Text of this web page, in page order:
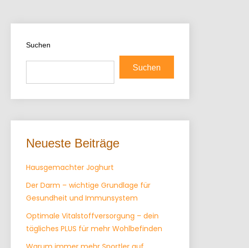
Suchen
Suchen
Neueste Beiträge
Hausgemachter Joghurt
Der Darm – wichtige Grundlage für
Gesundheit und Immunsystem
Optimale Vitalstoffversorgung – dein
tägliches PLUS für mehr Wohlbefinden